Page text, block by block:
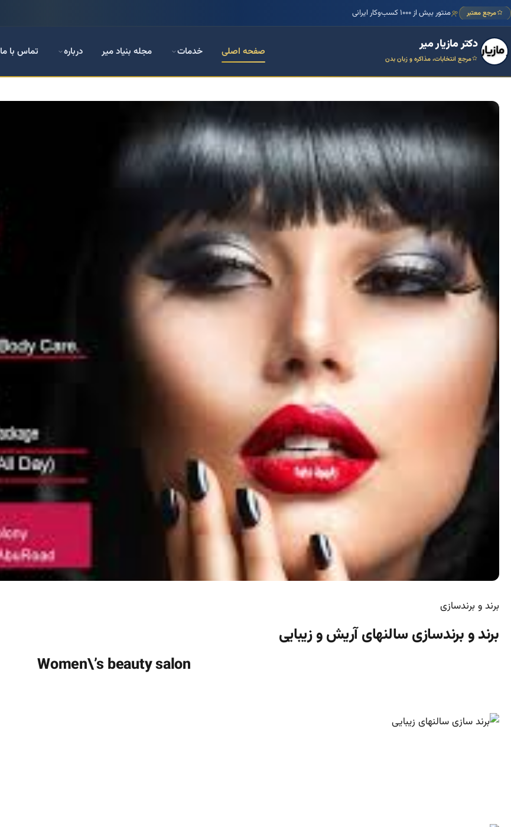
مرجع معتبر منتور بیش از ۱۰۰۰ کسب‌وکار ایرانی
دکتر مازیار میر
مرجع انتخابات، مذاکره و زبان بدن
صفحه اصلی خدمات مجله بنیاد میر درباره تماس با ما
برند و برندسازی
برند و برندسازی سالنهای آریش و زیبایی
Women\’s beauty salon